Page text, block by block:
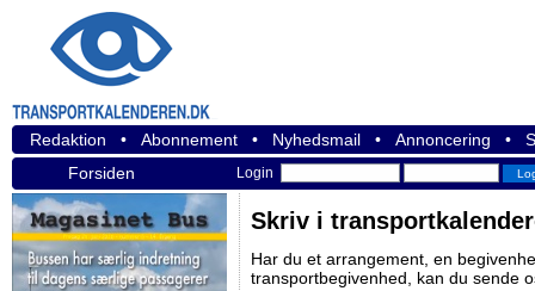
Redaktion • Abonnement • Nyhedsmail • Annoncering •
Forsiden
Login
Skriv i
Har du et arrangement, en
transportbegivenhed, kan du sende